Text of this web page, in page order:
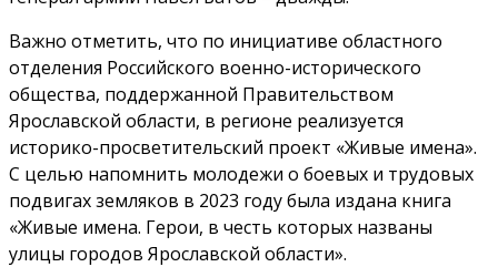
Важно отметить, что по инициативе областного
отделения Российского военно-исторического
общества, поддержанной Правительством
Ярославской области, в регионе реализуется
историко-просветительский проект «Живые имена».
С целью напомнить молодежи о боевых и трудовых
подвигах земляков в 2023 году была издана книга
«Живые имена. Герои, в честь которых названы
улицы городов Ярославской области».